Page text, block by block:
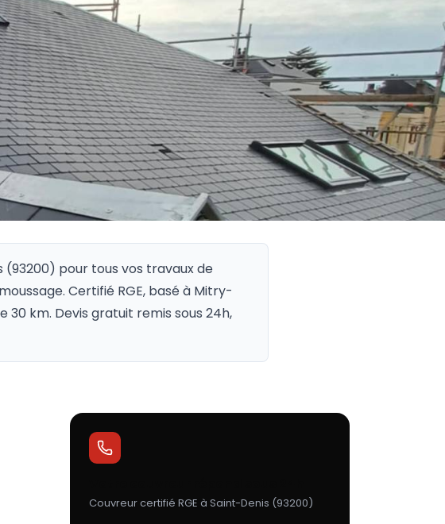
(93200) pour tous vos travaux de
Certifié RGE, basé à Mitry-
30 km. Devis gratuit remis sous 24h,
Couvreur certifié RGE à Saint-Denis (93200)